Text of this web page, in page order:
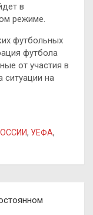
в
режиме.
футбольных
футбола
от участия в
ситуации на
, УЕФА,